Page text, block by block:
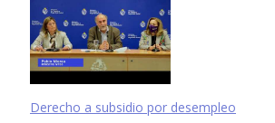
Derecho a subsidio por desempleo